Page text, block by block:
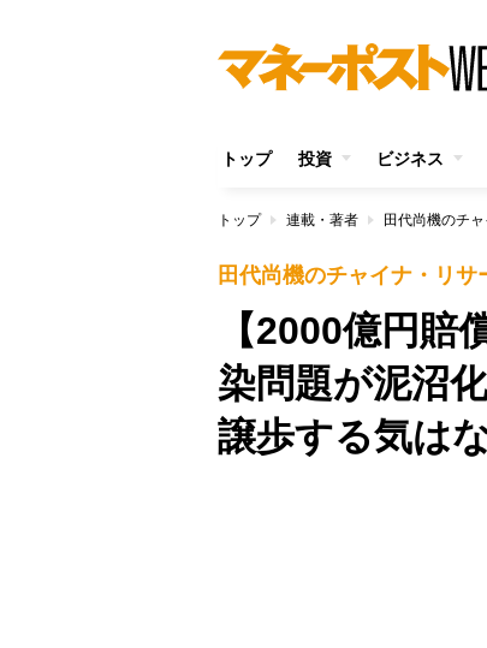
トップ 投資 ビジネス
トップ 連載・著者 田代尚機のチ
田代尚機のチャイナ・リサ
【2000億円賠
染問題が泥沼
譲歩する気は